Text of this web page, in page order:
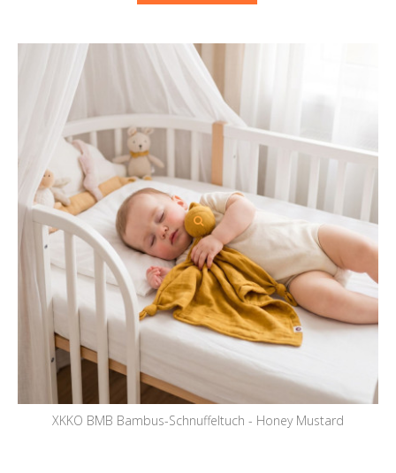
XKKO BMB Bambus-Schnuffeltuch - Honey Mustard